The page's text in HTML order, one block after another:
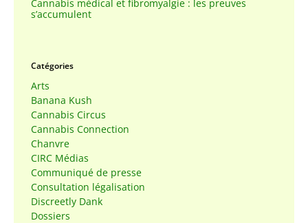
Cannabis médical et fibromyalgie : les preuves
s’accumulent
Catégories
Arts
Banana Kush
Cannabis Circus
Cannabis Connection
Chanvre
CIRC Médias
Communiqué de presse
Consultation légalisation
Discreetly Dank
Dossiers